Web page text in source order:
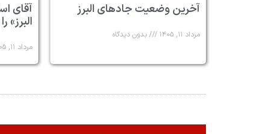
آخرین وضعیت جادهای البرز
مرداد ۱۱, ۱۴۰۵ بدون دیدگاه
آقای
البرز»
مرداد ۱۱, ۱۴۰۵